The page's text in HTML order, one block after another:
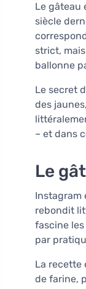
Le gâteau
siècle
strict,
ballonne
Le secret
des
– et dans
Le
Instagram
rebondit
fascine
par
La recette
de farine,